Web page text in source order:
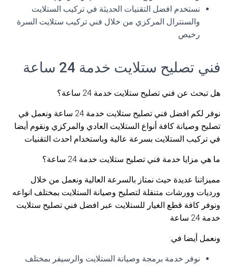
نستخدم افضل التقنيات الحديثة في تركيب الستلايت
والسنترال المركزي من خلال فني تركيب ستلايت السرة
رخيص
فني تصليح ستلايت خدمة 24 ساعة
هل تبحث عن فني تصليح ستلايت خدمة 24 ساعة؟
نوفر لكم افضل فني تصليح ستلايت خدمة 24 ساعة ونعمل في
تصليح وصيانة كافة أنواع الستلايت العادي والمركزي ونقوم أيضا
في تركيب الستلايت بسرعة عالية وباستخدام احدث التقنيات
ما هي مزايا خدمة فني تصليح ستلايت خدمة 24 ساعة؟
مميزاتنا عديدة حيث نمتاز بالسرعة العالية ونعمل من خلال
ورديات وورشات متنقلة لتصليح وصيانة الستلايت بمختلف انواعه
ونوفر كافة قطع الغيار للستلايت عبر افضل فني تصليح ستلايت
خدمة 24 ساعة
ونعمل أيضا في:
نوفر خدمة برمجة وصيانة الستلايت والرسيفر بمختلف